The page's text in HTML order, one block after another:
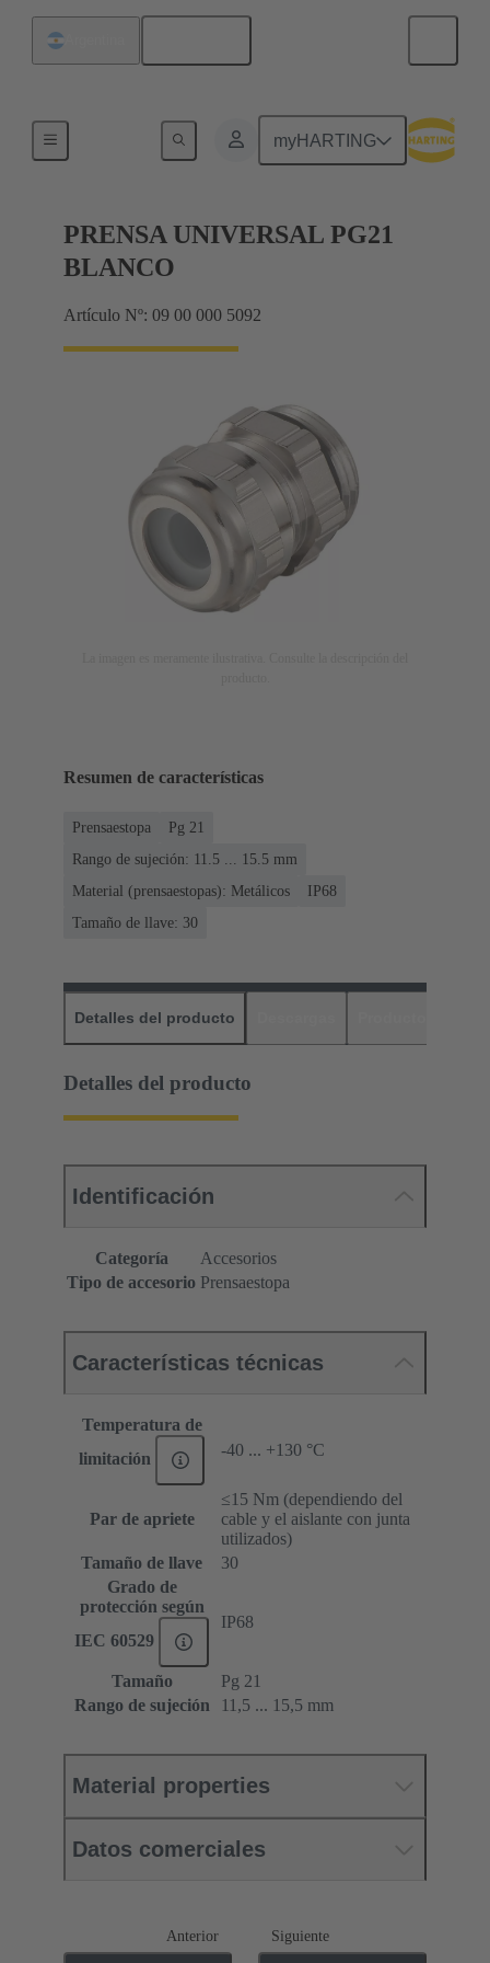
myHARTING
PRENSA UNIVERSAL PG21
BLANCO
Artículo Nº: 09 00 000 5092
Resumen de características
Prensaestopa
Pg 21
Rango de sujeción: 11.5 ... 15.5 mm
Material (prensaestopas): Metálicos
IP68
Tamaño de llave: 30
Detalles del producto
Detalles del producto
Identificación
Categoría
Accesorios
Tipo de accesorio Prensaestopa
Características técnicas
Temperatura de
limitación
-40 ... +130 °C
Par de apriete
≤15 Nm (dependiendo del
cable y el aislante con junta
utilizados)
Tamaño de llave
30
Grado de
protección según
IEC 60529
IP68
Tamaño
Pg 21
Rango de sujeción
11,5 ... 15,5 mm
Material properties
Datos comerciales
Anterior Siguiente